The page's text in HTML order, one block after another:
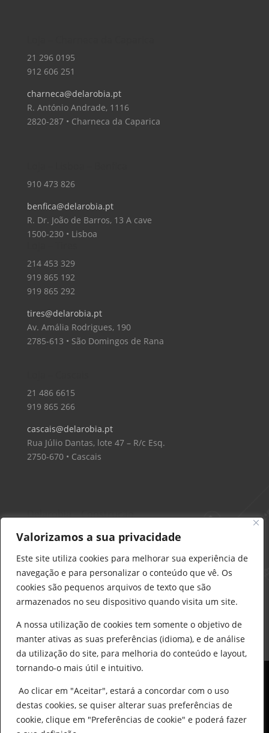
Valorizamos a sua privacidade
Este site utiliza cookies para melhorar sua experiência de
navegação e para personalizar o conteúdo que vê. Os
cookies são pequenos arquivos de texto que são
armazenados no seu dispositivo quando visita um site.
A nossa utilização de cookies tem somente o objetivo de
manter ativas as suas preferências (idioma), e de análise
da utilização do site, para melhoria do conteúdo e layout,
tornando-o mais útil e intuitivo.
Ao clicar em "Aceitar", estará a concordar com o uso
destas cookies, se quiser alterar suas preferências de
cookie, clique em "Preferências de cookie" e poderá fazer
21 296 0195
912 606 251
charneca@delarobia.pt
R. António Andrade, 1116
2820-287 • Charneca da Caparica
910 473 826
benfica@delarobia.pt
R. Dr. João de Barros, 13 A cave
1500-230 • Lisboa
214 453 329
919 865 192
919 865 292
tires@delarobia.pt
Av. Amália Rodrigues, 190
2785-613 • São Domingos de Rana
21 486 6615
919 865 266
cascais@delarobia.pt
Rua Júlio Dantas, lote 47 – R/c Esq.
2750-670 • Cascais
Delarobia – Construção
912 441 514
construcao@delarobia.pt
R. António Andrade, 1171
2820-287 • Charneca de Caparica